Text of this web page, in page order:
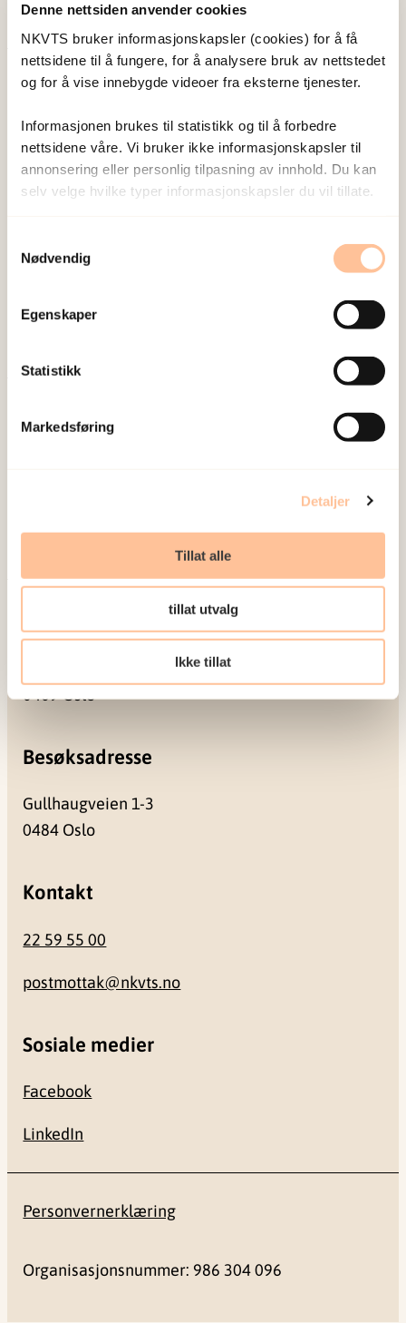
Denne nettsiden anvender cookies
NKVTS bruker informasjonskapsler (cookies) for å få
nettsidene til å fungere, for å analysere bruk av nettstedet
og for å vise innebygde videoer fra eksterne tjenester.
Informasjonen brukes til statistikk og til å forbedre
nettsidene våre. Vi bruker ikke informasjonskapsler til
annonsering eller personlig tilpasning av innhold. Du kan
selv velge hvilke typer informasjonskapsler du vil tillate.
Nødvendig
Egenskaper
Statistikk
Markedsføring
Detaljer
Tillat alle
tillat utvalg
Ikke tillat
Publisert:19. mars 2026
om vold og traumatisk stress. Formålet er å bidra
sosiale konsekvensene som vold og traumatisk
Ansatte
Seminarer og arrangementer
Meld deg på vårt nyhetsbrev
0409 Oslo
Besøksadresse
Gullhaugveien 1-3
0484 Oslo
Kontakt
22 59 55 00
postmottak@nkvts.no
Sosiale medier
Facebook
LinkedIn
Personvernerklæring
Organisasjonsnummer: 986 304 096